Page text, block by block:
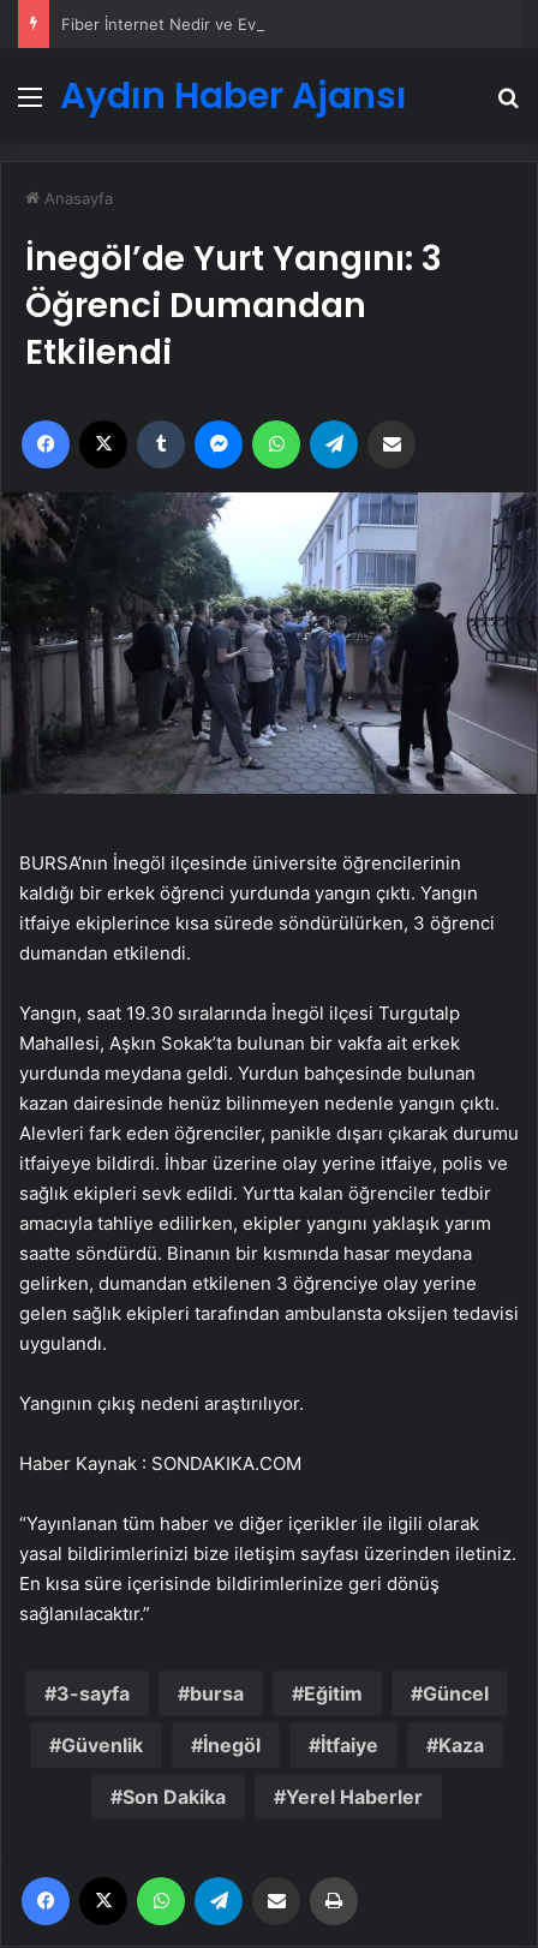
Fiber İnternet Nedir ve Ev İnterneti Nasıl Seçilir
Menü
Aydın Haber Ajansı
Anasayfa
İnegöl’de Yurt Yangını: 3
Öğrenci Dumandan
Etkilendi
Facebook Tumblr MessengerWhatsApp
BURSA’nın İnegöl ilçesinde üniversite öğrencilerinin
kaldığı bir erkek öğrenci yurdunda yangın çıktı. Yangın
itfaiye ekiplerince kısa sürede söndürülürken, 3 öğrenci
dumandan etkilendi.
Yangın, saat 19.30 sıralarında İnegöl ilçesi Turgutalp
Mahallesi, Aşkın Sokak’ta bulunan bir vakfa ait erkek
yurdunda meydana geldi. Yurdun bahçesinde bulunan
kazan dairesinde henüz bilinmeyen nedenle yangın çıktı.
Alevleri fark eden öğrenciler, panikle dışarı çıkarak durumu
itfaiyeye bildirdi. İhbar üzerine olay yerine itfaiye, polis ve
sağlık ekipleri sevk edildi. Yurtta kalan öğrenciler tedbir
amacıyla tahliye edilirken, ekipler yangını yaklaşık yarım
saatte söndürdü. Binanın bir kısmında hasar meydana
gelirken, dumandan etkilenen 3 öğrenciye olay yerine
gelen sağlık ekipleri tarafından ambulansta oksijen tedavisi
uygulandı.
Yangının çıkış nedeni araştırılıyor.
Haber Kaynak : SONDAKIKA.COM
“Yayınlanan tüm haber ve diğer içerikler ile ilgili olarak
yasal bildirimlerinizi bize iletişim sayfası üzerinden iletiniz.
En kısa süre içerisinde bildirimlerinize geri dönüş
sağlanılacaktır.”
3-sayfa bursa Eğitim Güncel
Güvenlik İnegöl İtfaiye Kaza
Son Dakika Yerel Haberler
Facebook WhatsApp Email'den paylaş